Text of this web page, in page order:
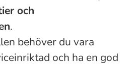
och
.
behöver du vara
och ha en god